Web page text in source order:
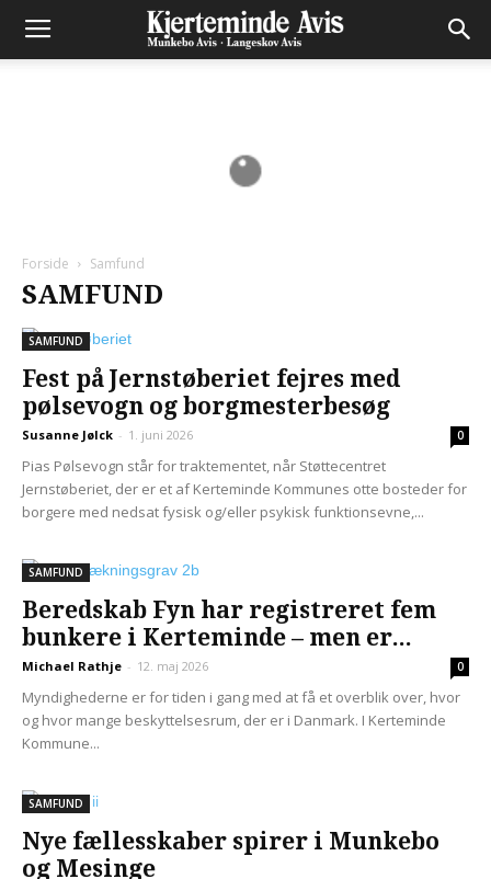
Forside Samfund
SAMFUND
SAMFUND
Fest på Jernstøberiet fejres med
pølsevogn og borgmesterbesøg
Susanne Jølck - 1. juni 2026 0
Pias Pølsevogn står for traktementet, når Støttecentret
Jernstøberiet, der er et af Kerteminde Kommunes otte bosteder for
borgere med nedsat fysisk og/eller psykisk funktionsevne,...
SAMFUND
Beredskab Fyn har registreret fem
bunkere i Kerteminde – men er...
Michael Rathje - 12. maj 2026 0
Myndighederne er for tiden i gang med at få et overblik over, hvor
og hvor mange beskyttelsesrum, der er i Danmark. I Kerteminde
Kommune...
SAMFUND
Nye fællesskaber spirer i Munkebo
og Mesinge